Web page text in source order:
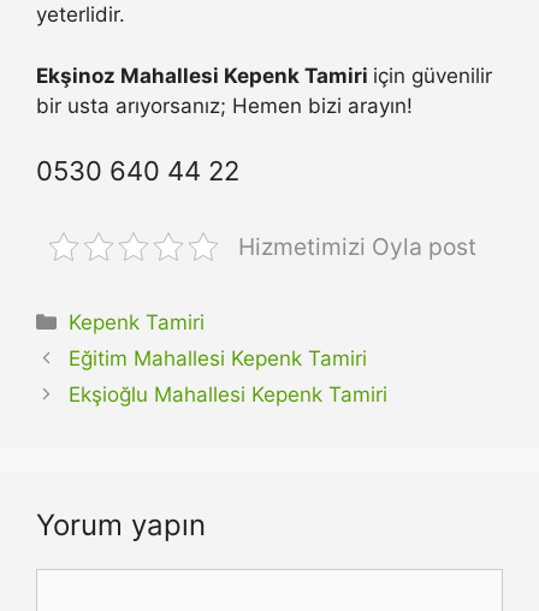
yeterlidir.
Ekşinoz Mahallesi Kepenk Tamiri için güvenilir
bir usta arıyorsanız; Hemen bizi arayın!
0530 640 44 22
Hizmetimizi Oyla post
Kategoriler
Kepenk Tamiri
Eğitim Mahallesi Kepenk Tamiri
Ekşioğlu Mahallesi Kepenk Tamiri
Yorum yapın